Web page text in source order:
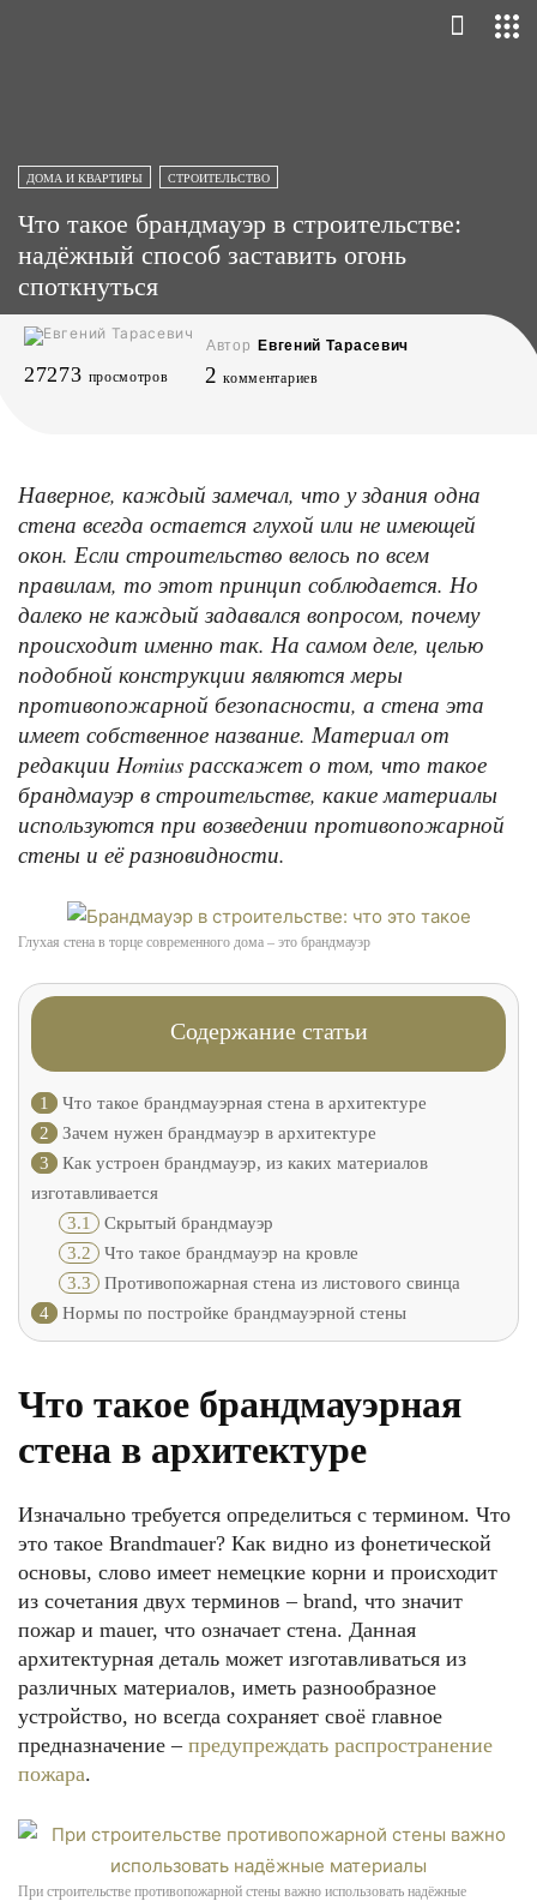
ДОМА И КВАРТИРЫ СТРОИТЕЛЬСТВО
Что такое брандмауэр в строительстве:
надёжный способ заставить огонь
споткнуться
Автор Евгений Тарасевич
27273 просмотров 2 комментариев
Наверное, каждый замечал, что у здания одна
стена всегда остается глухой или не имеющей
окон. Если строительство велось по всем
правилам, то этот принцип соблюдается. Но
далеко не каждый задавался вопросом, почему
происходит именно так. На самом деле, целью
подобной конструкции являются меры
противопожарной безопасности, а стена эта
имеет собственное название. Материал от
редакции Homius расскажет о том, что такое
брандмауэр в строительстве, какие материалы
используются при возведении противопожарной
стены и её разновидности.
Глухая стена в торце современного дома – это брандмауэр
Содержание статьи
1
Что такое брандмауэрная стена в архитектуре
2
Зачем нужен брандмауэр в архитектуре
3
Как устроен брандмауэр, из каких материалов
изготавливается
3.1 Скрытый брандмауэр
3.2 Что такое брандмауэр на кровле
3.3 Противопожарная стена из листового свинца
4
Нормы по постройке брандмауэрной стены
Что такое брандмауэрная
стена в архитектуре
Изначально требуется определиться с термином. Что
это такое Brandmauer? Как видно из фонетической
основы, слово имеет немецкие корни и происходит
из сочетания двух терминов – brand, что значит
пожар и mauer, что означает стена. Данная
архитектурная деталь может изготавливаться из
различных материалов, иметь разнообразное
устройство, но всегда сохраняет своё главное
предназначение – предупреждать распространение
пожара.
При строительстве противопожарной стены важно использовать надёжные